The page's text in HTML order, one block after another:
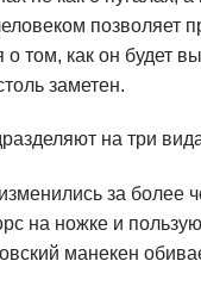
позволяет
том, как он будет
заметен.
на три
за
на ножке и
манекен